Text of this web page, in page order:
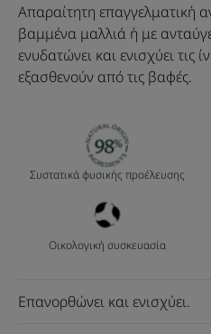
Απαραίτητη επαγγελματική
βαμμένα μαλλιά ή με
ενυδατώνει και ενισχύει τις
εξασθενούν από τις βαφές.
Συστατικά φυσικής προέλευσης
Οικολογική συσκευασία
Επανορθώνει και ενισχύει.